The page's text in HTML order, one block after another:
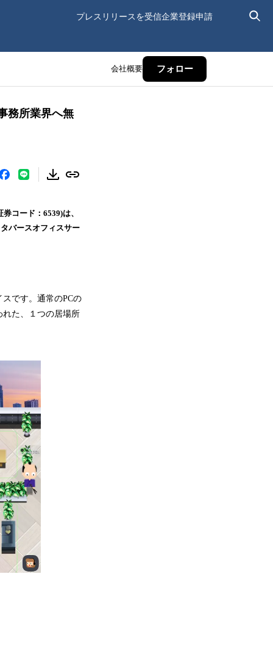
プレスリリースを受信企業登録申請
会社概要 フォロー
務所業界へ無
コード：6539)は、
バースオフィスサー
です。通常のPCの
れた、１つの居場所